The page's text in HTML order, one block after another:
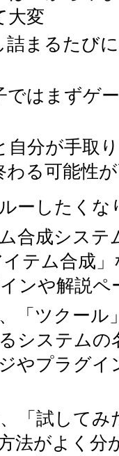
大変
詰まるたび
ではまずゲ
自分が手取
わる可能性
ーしたくな
合成システ
イテム合成
ンや解説
「ツクール
システムの
やプラグイ
「試して
法がよく分